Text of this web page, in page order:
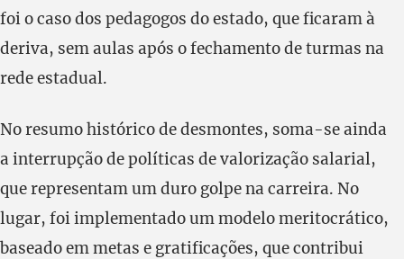
foi o caso dos pedagogos do estado, que ficaram à
deriva, sem aulas após o fechamento de turmas na
rede estadual.
No resumo histórico de desmontes, soma-se ainda
a interrupção de políticas de valorização salarial,
que representam um duro golpe na carreira. No
lugar, foi implementado um modelo meritocrático,
baseado em metas e gratificações, que contribui